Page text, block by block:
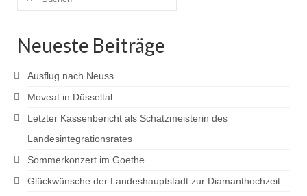
Neueste Beiträge
Ausflug nach Neuss
Moveat in Düsseltal
Letzter Kassenbericht als Schatzmeisterin des
Landesintegrationsrates
Sommerkonzert im Goethe
Glückwünsche der Landeshauptstadt zur Diamanthochzeit